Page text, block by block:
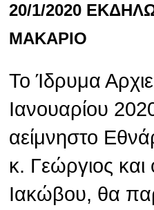
20/1/2020
ΜΑΚΑΡΙΟ
Το Ίδρυμα
Ιανουαρίου
αείμνηστο
κ. Γεώργιος
Ιακώβου, θα